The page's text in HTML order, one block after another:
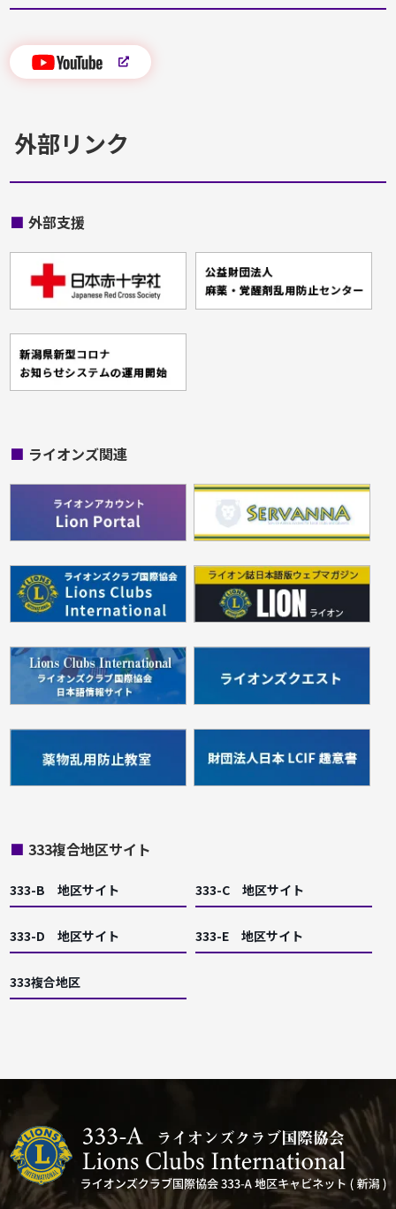
外部リンク
■ 外部支援
■ ライオンズ関連
■ 333複合地区サイト
333-B 地区サイト 333-C 地区サイト
333-D 地区サイト 333-E 地区サイト
333複合地区